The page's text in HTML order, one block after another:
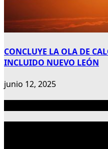
CONCLUYE LA OLA DE
INCLUIDO NUEVO LEÓN
junio 12, 2025